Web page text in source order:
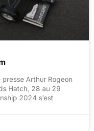
Arthur Rogeon
Hatch, 28 au 29
2024 s’est